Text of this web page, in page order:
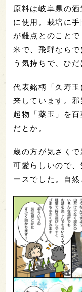
原料は岐阜県の
に使用。栽培に
が難点とのこと
米で、飛騨なら
う気持ちで、ひ
代表銘柄「久寿
来しています。
起物「薬玉」を
だとか。
蔵の方が気さく
可愛らしいので
ースでした。自